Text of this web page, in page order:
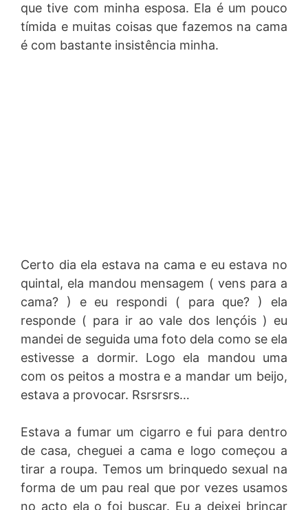
que tive com minha esposa. Ela é um pouco
tímida e muitas coisas que fazemos na cama
é com bastante insistência minha.
Certo dia ela estava na cama e eu estava no
quintal, ela mandou mensagem ( vens para a
cama? ) e eu respondi ( para que? ) ela
responde ( para ir ao vale dos lençóis ) eu
mandei de seguida uma foto dela como se ela
estivesse a dormir. Logo ela mandou uma
com os peitos a mostra e a mandar um beijo,
estava a provocar. Rsrsrsrs…
Estava a fumar um cigarro e fui para dentro
de casa, cheguei a cama e logo começou a
tirar a roupa. Temos um brinquedo sexual na
forma de um pau real que por vezes usamos
no acto ela o foi buscar. Eu a deixei brincar